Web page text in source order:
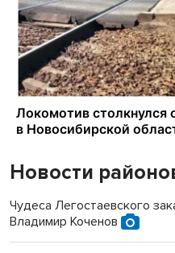
Новости
Чудеса Легостаевского
Владимир Коченов